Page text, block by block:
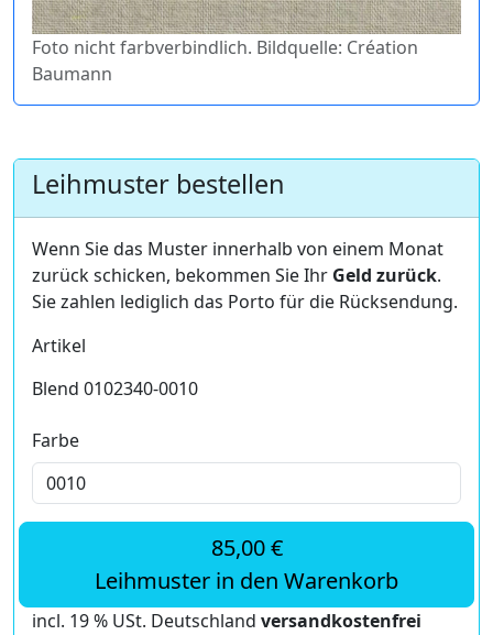
Foto nicht farbverbindlich. Bildquelle: Création
Baumann
Leihmuster bestellen
Wenn Sie das Muster innerhalb von einem Monat
zurück schicken, bekommen Sie Ihr Geld zurück.
Sie zahlen lediglich das Porto für die Rücksendung.
Artikel
Blend 0102340-0010
Farbe
85,00 €
Leihmuster in den Warenkorb
incl. 19 % USt. Deutschland versandkostenfrei